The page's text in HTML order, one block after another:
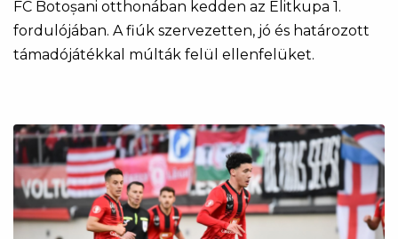
FC Botoșani otthonában kedden az Elitkupa 1.
fordulójában. A fiúk szervezetten, jó és határozott
támadójátékkal múlták felül ellenfelüket.